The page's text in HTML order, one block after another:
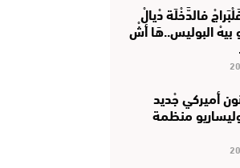
فالدَّخْلَة دْيالْ
بيهْ البوليس..هَا أشْ
أميركي جْديد
منظمة